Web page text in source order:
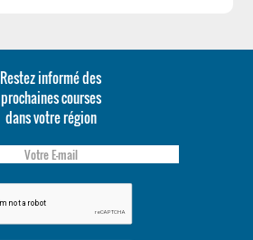
Restez informé des
prochaines courses
dans votre région